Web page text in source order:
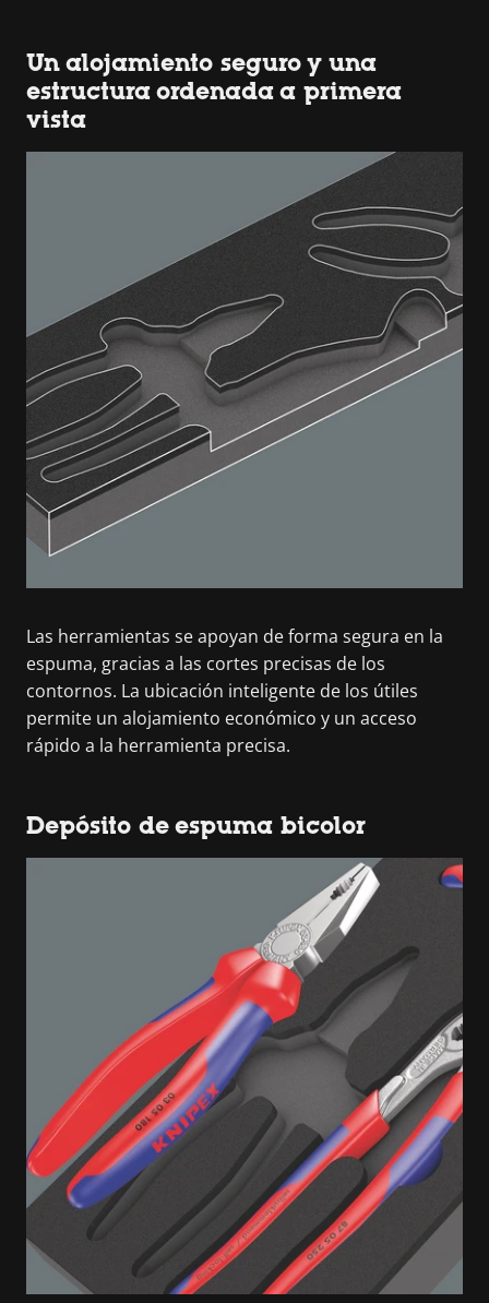
Un alojamiento seguro y una
estructura ordenada a primera
vista
Las herramientas se apoyan de forma segura en la
espuma, gracias a las cortes precisas de los
contornos. La ubicación inteligente de los útiles
permite un alojamiento económico y un acceso
rápido a la herramienta precisa.
Depósito de espuma bicolor